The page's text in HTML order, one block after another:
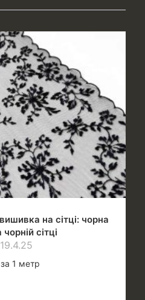
на сітці: чорна
сітці
1 метр